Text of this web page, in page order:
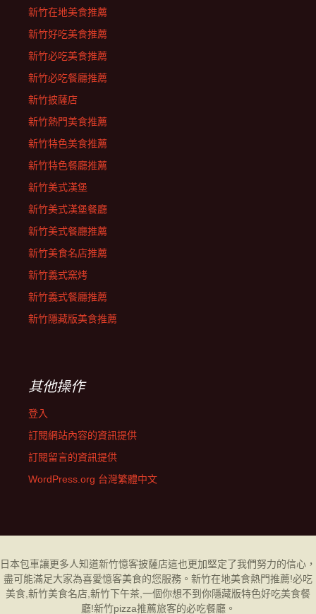
新竹在地美食推薦
新竹好吃美食推薦
新竹必吃美食推薦
新竹必吃餐廳推薦
新竹披薩店
新竹熱門美食推薦
新竹特色美食推薦
新竹特色餐廳推薦
新竹美式漢堡
新竹美式漢堡餐廳
新竹美式餐廳推薦
新竹美食名店推薦
新竹義式窯烤
新竹義式餐廳推薦
新竹隱藏版美食推薦
其他操作
登入
訂閱網站內容的資訊提供
訂閱留言的資訊提供
WordPress.org 台灣繁體中文
日本包車讓更多人知道新竹憶客披薩店這也更加堅定了我們努力的信心，
盡可能滿足大家為喜愛憶客美食的您服務。新竹在地美食熱門推薦!必吃
美食,新竹美食名店,新竹下午茶,一個你想不到你隱藏版特色好吃美食餐
廳!新竹pizza推薦旅客的必吃餐廳。